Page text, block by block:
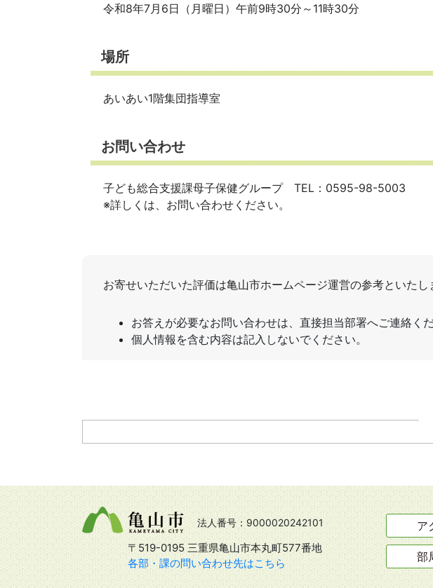
令和8年7月6日（月曜日）午前9時30分～11時30分
場所
あいあい1階集団指導室
お問い合わせ
子ども総合支援課母子保健グループ TEL：0595-98-5003
※詳しくは、お問い合わせください。
法人番号：9000020242101
〒519-0195 三重県亀山市本丸町577番地
各部・課の問い合わせ先はこちら
ア
部